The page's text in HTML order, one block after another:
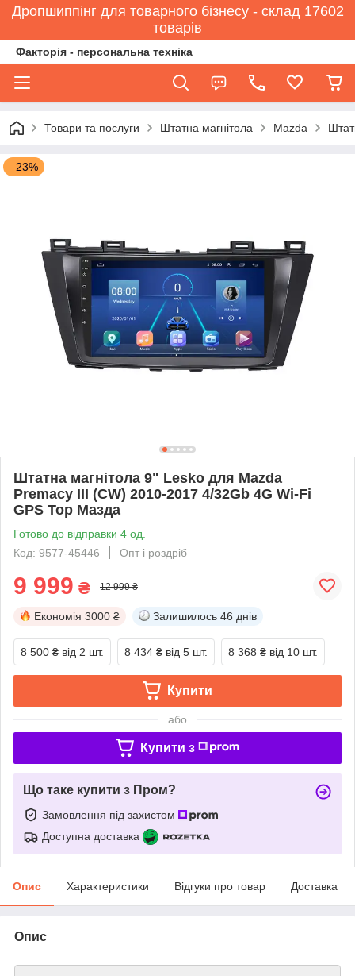
Дропшиппінг для товарного бізнесу - склад 17602
товарів
Факторія - персональна техніка
Товари та послуги Штатна магнітола Mazda
–23%
Штатна магнітола 9" Lesko для Mazda
Premacy III (CW) 2010-2017 4/32Gb 4G Wi-Fi
GPS Top Мазда
Готово до відправки 4 од.
Код: 9577-45446
Опт і роздріб
9 999 ₴ 12 999 ₴
Економія 3000 ₴ Залишилось 46 днів
8 500 ₴ від 2 шт. 8 434 ₴ від 5 шт. 8 368 ₴ від 10 шт.
Купити
або
Купити з
Що таке купити з Пром?
Замовлення під захистом
Доступна доставка
Опис Характеристики Відгуки про товар Доставка
Опис